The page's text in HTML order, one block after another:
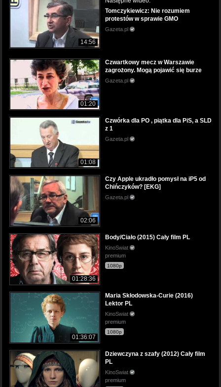
14:56
Tomczykiewicz: Nie rozumiem
protestów w sprawie GMO
Gazeta.pl
01:20
Czwartkowy mecz w Warszawie
zagrożony. Mogą pojawić się burze
Gazeta.pl
01:08
Czwórka dla PO , piątka dla PiS, a SLD
z 1
Gazeta.pl
02:06
Czy Apple ukradło pomysł na iP5 od
Chińczyków? [EKG]
Gazeta.pl
01:28:36
Body/Ciało (2015) Cały film PL
KinoSwiat
premium
1080p
01:36:07
Maria Skłodowska-Curie (2016)
Lektor PL
KinoSwiat
premium
1080p
Dziewczyna z szafy (2012) Cały film
PL
KinoSwiat
premium